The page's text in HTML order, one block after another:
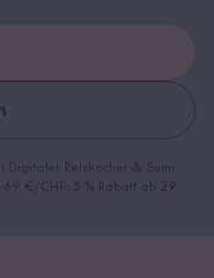
Digitaler Reiskocher & Sumi
69 €/CHF, 5 % Rabatt ab 29